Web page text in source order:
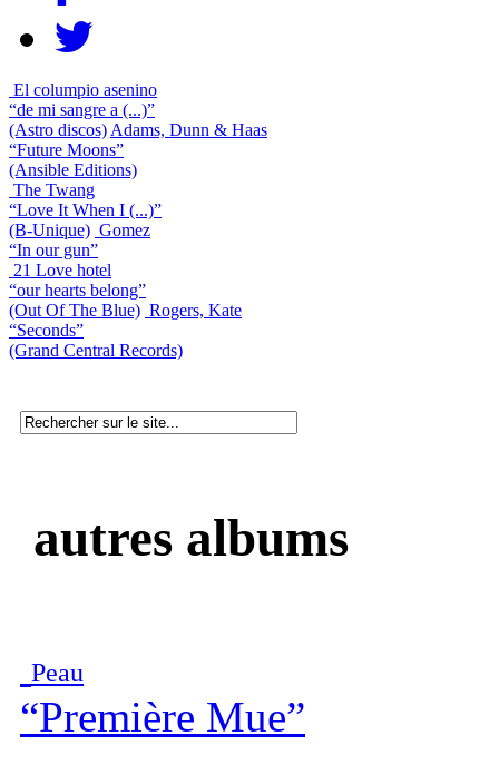
El columpio asenino
“de mi sangre a (...)”
(Astro discos) Adams, Dunn & Haas
“Future Moons”
(Ansible Editions)
The Twang
“Love It When I (...)”
(B-Unique) Gomez
“In our gun”
21 Love hotel
“our hearts belong”
(Out Of The Blue) Rogers, Kate
“Seconds”
(Grand Central Records)
autres albums
Peau
“Première Mue”